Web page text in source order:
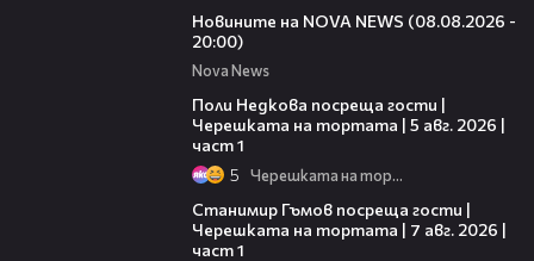
Новините на NOVA NEWS (08.08.2026 -
20:00)
Nova News
Поли Недкова посреща гости |
Черешката на тортата | 5 авг. 2026 |
част 1
5 Черешката на тортата
Станимир Гъмов посреща гости |
Черешката на тортата | 7 авг. 2026 |
част 1